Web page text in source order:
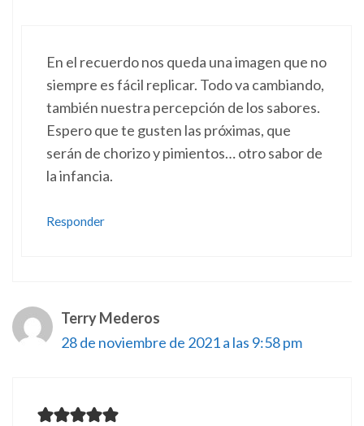
En el recuerdo nos queda una imagen que no
siempre es fácil replicar. Todo va cambiando,
también nuestra percepción de los sabores.
Espero que te gusten las próximas, que
serán de chorizo y pimientos… otro sabor de
la infancia.
Responder
Terry Mederos
28 de noviembre de 2021 a las 9:58 pm